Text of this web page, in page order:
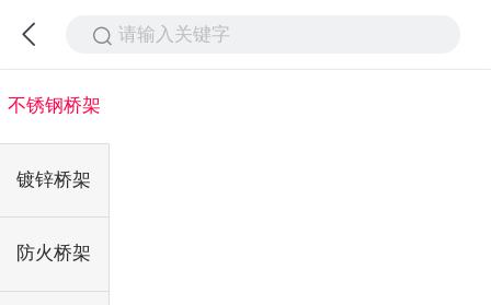
请输入关键字
不锈钢桥架
镀锌桥架
防火桥架